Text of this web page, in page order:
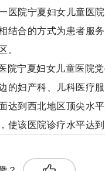
医院宁夏妇女儿童医
结合的方式为患者服
院宁夏妇女儿童医院
的妇产科、儿科医疗
达到西北地区顶尖水
使该医院诊疗水平达